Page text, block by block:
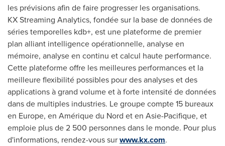
les prévisions afin de faire progresser les organisations.
KX Streaming Analytics, fondée sur la base de données de
séries temporelles kdb+, est une plateforme de premier
plan alliant intelligence opérationnelle, analyse en
mémoire, analyse en continu et calcul haute performance.
Cette plateforme offre les meilleures performances et la
meilleure flexibilité possibles pour des analyses et des
applications à grand volume et à forte intensité de données
dans de multiples industries. Le groupe compte 15 bureaux
en Europe, en Amérique du Nord et en Asie-Pacifique, et
emploie plus de 2 500 personnes dans le monde. Pour plus
d'informations, rendez-vous surwww.kx.com.